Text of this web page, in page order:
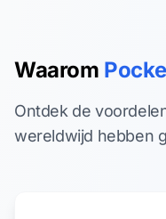
Waarom
Ontdek de
wereldwijd hebben